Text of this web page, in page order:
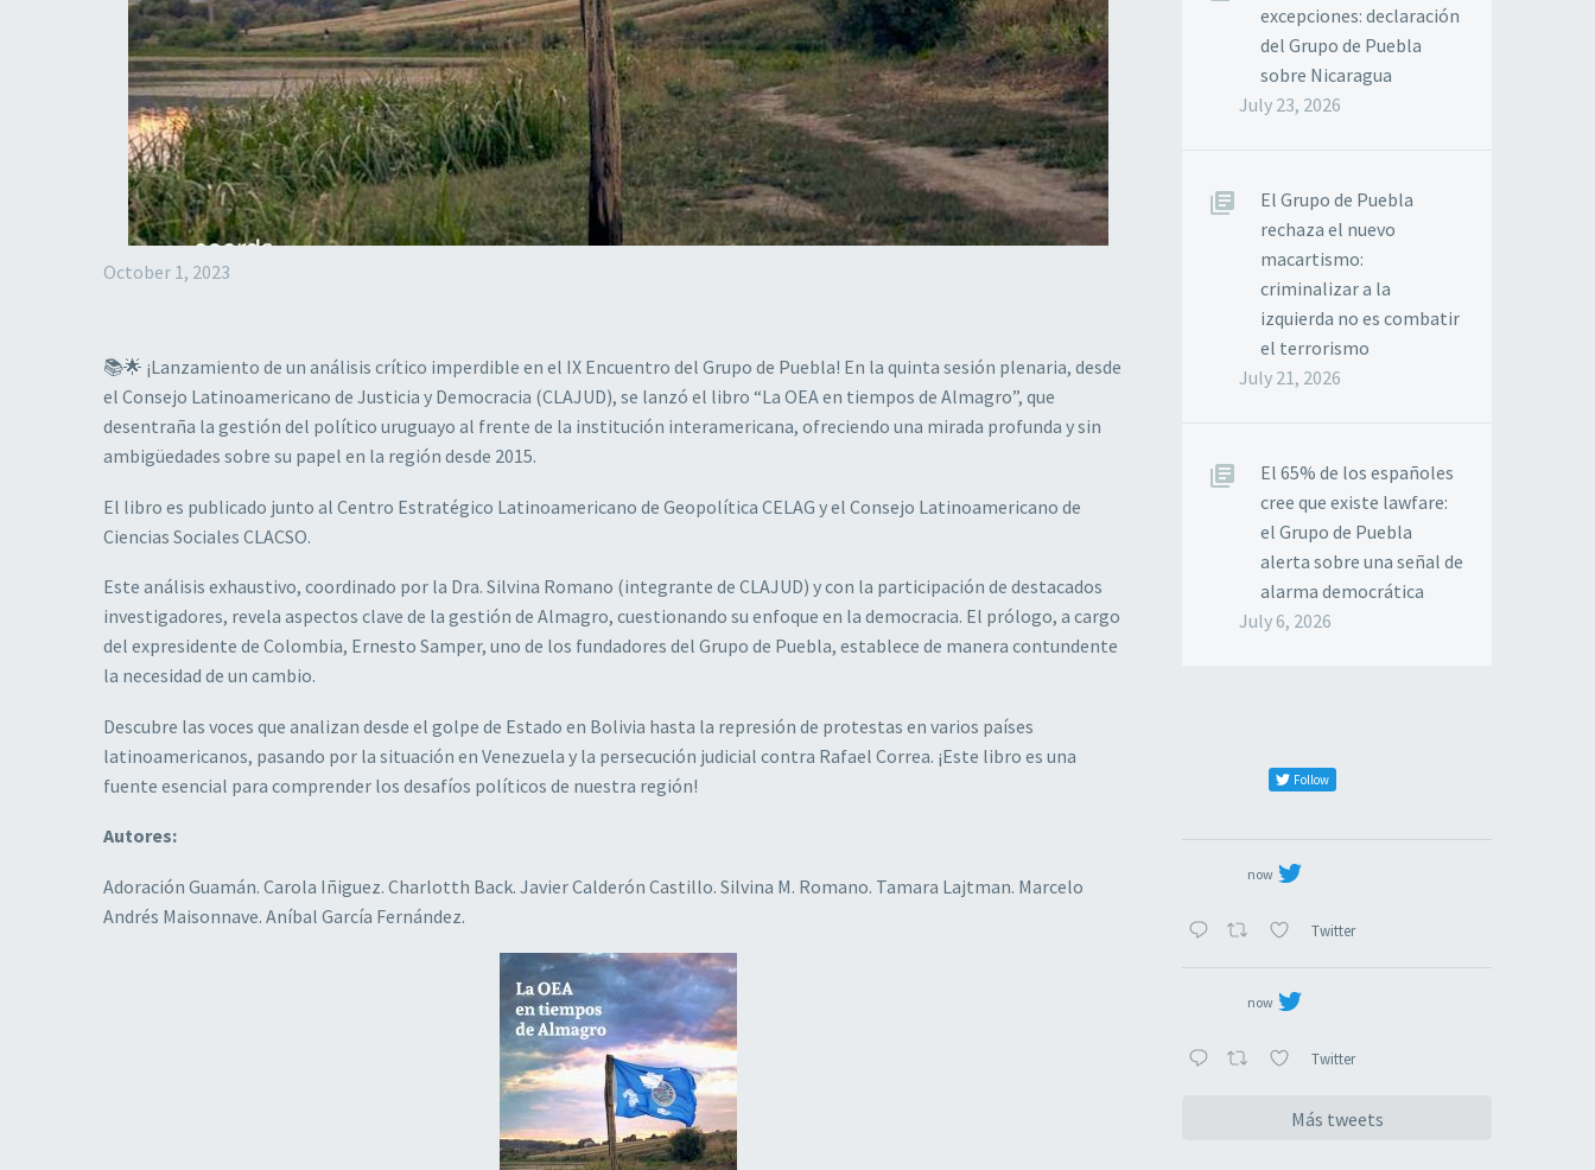
October 1, 2023
📚🌟 ¡Lanzamiento de un análisis crítico imperdible en el IX Encuentro del Grupo de Puebla! En la quinta sesión plenaria, desde
el Consejo Latinoamericano de Justicia y Democracia (CLAJUD), se lanzó el libro “La OEA en tiempos de Almagro”, que
desentraña la gestión del político uruguayo al frente de la institución interamericana, ofreciendo una mirada profunda y sin
ambigüedades sobre su papel en la región desde 2015.
El libro es publicado junto al Centro Estratégico Latinoamericano de Geopolítica CELAG y el Consejo Latinoamericano de
Ciencias Sociales CLACSO.
Este análisis exhaustivo, coordinado por la Dra. Silvina Romano (integrante de CLAJUD) y con la participación de destacados
investigadores, revela aspectos clave de la gestión de Almagro, cuestionando su enfoque en la democracia. El prólogo, a cargo
del expresidente de Colombia, Ernesto Samper, uno de los fundadores del Grupo de Puebla, establece de manera contundente
la necesidad de un cambio.
Descubre las voces que analizan desde el golpe de Estado en Bolivia hasta la represión de protestas en varios países
latinoamericanos, pasando por la situación en Venezuela y la persecución judicial contra Rafael Correa. ¡Este libro es una
fuente esencial para comprender los desafíos políticos de nuestra región!
Autores:
Adoración Guamán. Carola Iñiguez. Charlotth Back. Javier Calderón Castillo. Silvina M. Romano. Tamara Lajtman. Marcelo
Andrés Maisonnave. Aníbal García Fernández.
excepciones: declaración
del Grupo de Puebla
sobre Nicaragua
July 23, 2026
El Grupo de Puebla
rechaza el nuevo
macartismo:
criminalizar a la
izquierda no es combatir
el terrorismo
July 21, 2026
El 65% de los españoles
cree que existe lawfare:
el Grupo de Puebla
alerta sobre una señal de
alarma democrática
July 6, 2026
Follow
now
Twitter
now
Twitter
Más tweets